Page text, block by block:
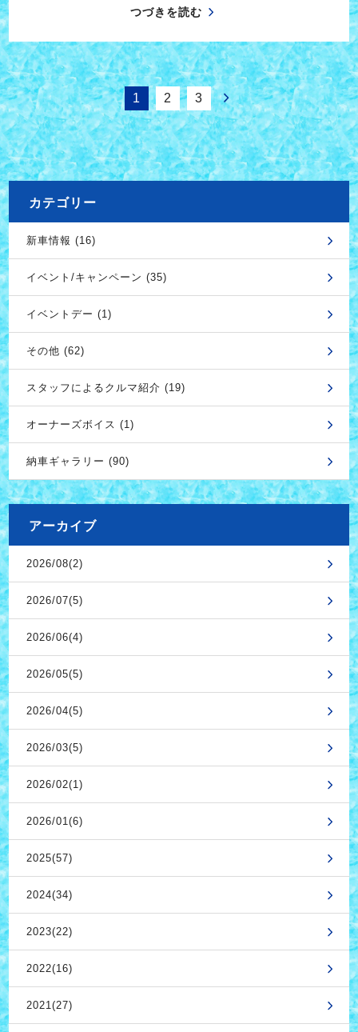
つづきを読む
1 2 3
カテゴリー
新車情報 (16)
イベント/キャンペーン (35)
イベントデー (1)
その他 (62)
スタッフによるクルマ紹介 (19)
オーナーズボイス (1)
納車ギャラリー (90)
アーカイブ
2026/08(2)
2026/07(5)
2026/06(4)
2026/05(5)
2026/04(5)
2026/03(5)
2026/02(1)
2026/01(6)
2025(57)
2024(34)
2023(22)
2022(16)
2021(27)